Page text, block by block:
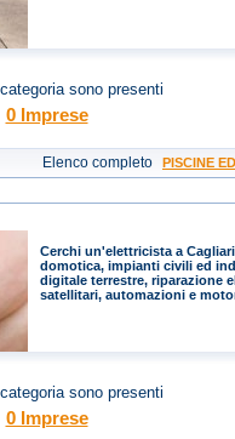
sono presenti
0 Imprese
Elenco completo PISCINE
Cerchi un'elettricista a
domotica, impianti civili ed
digitale terrestre, riparazione
satellitari, automazioni e
sono presenti
0 Imprese